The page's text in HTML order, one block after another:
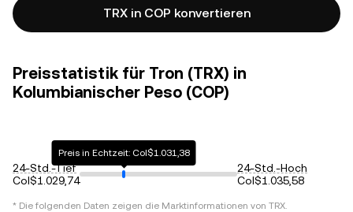
TRX in COP konvertieren
Preisstatistik für Tron (TRX) in
Kolumbianischer Peso (COP)
24-Std.-Tief
Col$1.029,74
Preis in Echtzeit: Col$1.031,38
24-Std.-Hoch
Col$1.035,58
* Die folgenden Daten zeigen die Marktinformationen von TRX.